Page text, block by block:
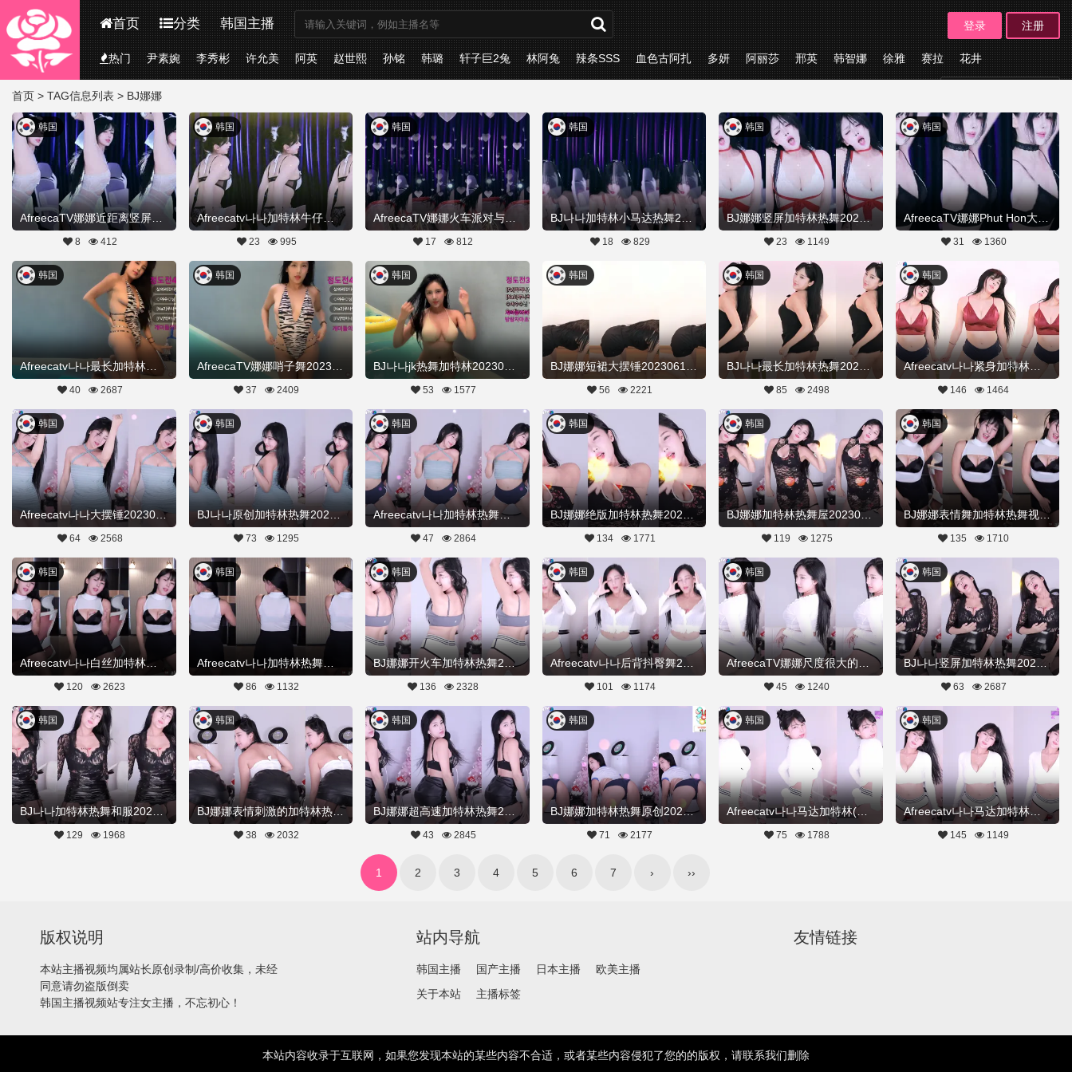
首页 分类 韩国主播 登录 注册
热门 尹素婉 李秀彬 许允美 阿英 赵世熙 孙铭 韩璐 轩子巨2兔 林阿兔 辣条SSS 血色古阿扎 多妍 阿丽莎 邢英 韩智娜 徐雅 赛拉 花井
首页 > TAG信息列表 > BJ娜娜
韩国
8 412
Afreecatv나나加特林牛仔热舞视频20260418Hot Dance
韩国
23 995
韩国
17 812
BJ나나加特林小马达热舞20260323Hot Dance
韩国
18 829
BJ娜娜竖屏加特林热舞20260323舞蹈剪辑
韩国
23 1149
AfreecaTV娜娜Phut Hon大摆锤20260308舞蹈剪辑
韩国
31 1360
韩国
40 2687
韩国
37 2409
韩国
53 1577
韩国
56 2221
韩国
85 2498
Afreecatv나나紧身加特林热舞20230509Hot Dance
韩国
146 1464
Afreecatv나나大摆锤20230331Hot Dance
韩国
64 2568
韩国
73 1295
Afreecatv나나加特林热舞录制20230331Hot Dance
韩国
47 2864
韩国
134 1771
BJ娜娜加特林热舞屋20230305舞蹈剪辑
韩国
119 1275
BJ娜娜表情舞加特林热舞视频20230220舞蹈剪辑
韩国
135 1710
Afreecatv나나白丝加特林热舞20230220Hot Dance
韩国
120 2623
Afreecatv나나加特林热舞开火车20230220Hot Dance
韩国
86 1132
BJ娜娜开火车加特林热舞20230213舞蹈剪辑
韩国
136 2328
韩国
101 1174
韩国
45 1240
BJ나나竖屏加特林热舞20230210Hot Dance
韩国
63 2687
韩国
129 1968
BJ娜娜表情刺激的加特林热舞20230210舞蹈剪辑
韩国
38 2032
BJ娜娜超高速加特林热舞20230130舞蹈剪辑
韩国
43 2845
BJ娜娜加特林热舞原创20230130舞蹈剪辑
韩国
71 2177
韩国
75 1788
Afreecatv나나马达加特林热舞20221223Hot Dance
韩国
145 1149
1 2 3 4 5 6 7 › ››
版权说明
本站主播视频均属站长原创录制/高价收集，未经
同意请勿盗版倒卖
韩国主播视频站专注女主播，不忘初心！
站内导航
韩国主播 国产主播 日本主播
欧美主播
关于本站
主播标签
友情链接
本站内容收录于互联网，如果您发现本站的某些内容不合适，或者某些内容侵犯了您的的版权，请联系我们删除